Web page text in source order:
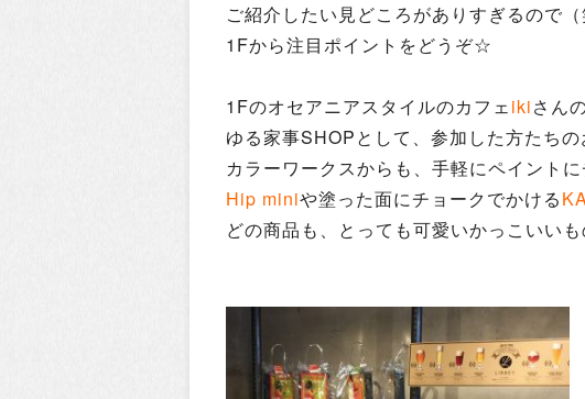
ご紹介したい見どころがありすぎるので（
1Fから注目ポイントをどうぞ☆
1Fのオセアニアスタイルのカフェikiさん
ゆる家事SHOPとして、参加した方たちの
カラーワークスからも、手軽にペイント
Hip miniや塗った面にチョークでかける
どの商品も、とっても可愛いかっこいい